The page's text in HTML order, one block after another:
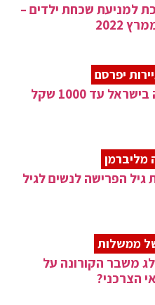
למניעת שכחת ילדים –
2022
יפרסם
חופשה בישראל עד 1000 שקל
מליברמן
גיל הפרישה לנשים לגיל
ממשלות
משבר הקורונה על
הצרכני?